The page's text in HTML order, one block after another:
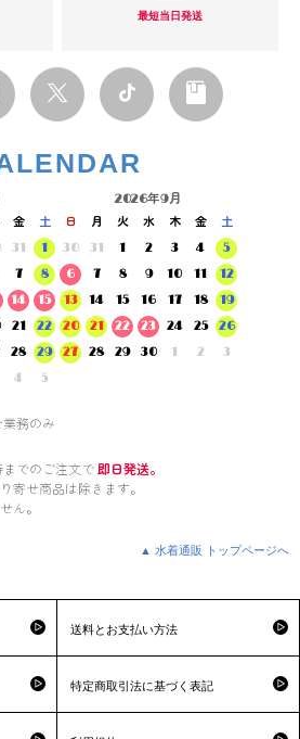
最短当日発送
金
土
31
1
7
8
14
15
21
22
28
29
4 5
2026年9月
日 月 火 水 木 金
土
30
31 1 2 3 4
5
6
7 8 9 10 11
12
13
14 15 16 17 18
19
20
21 22 23 24 25
26
27
28 29 30 1 2 3
務のみ
でのご注文で 即日発送。
寄せ商品は除きます。
ん。
▲ 水着通販 トップページへ
送料とお支払い方法
特定商取引法に基づく表記